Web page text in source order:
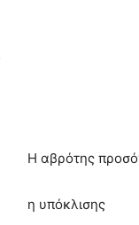
Η αβρότης
η υπόκλισης